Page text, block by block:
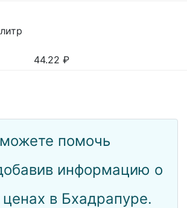
44.22 ₽
помочь
информацию о
в Бхадрапуре.